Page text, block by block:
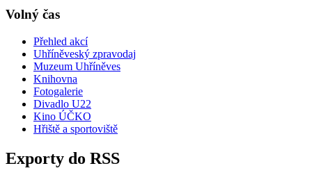
Volný čas
Přehled akcí
Uhříněveský zpravodaj
Muzeum Uhříněves
Knihovna
Fotogalerie
Divadlo U22
Kino ÚČKO
Hřiště a sportoviště
Exporty do RSS